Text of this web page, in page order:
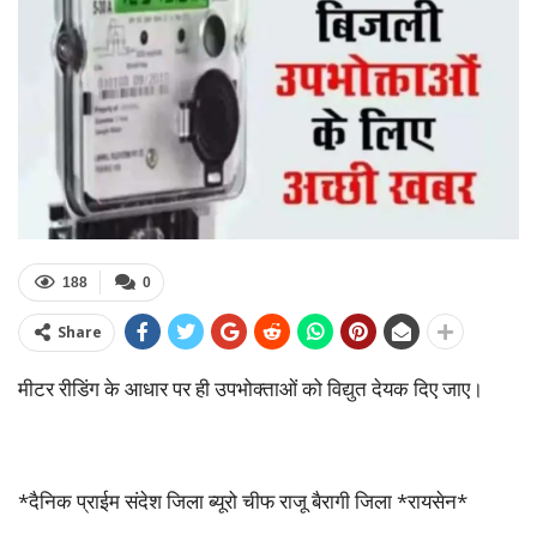
0
188
Share
मीटर रीडिंग के आधार पर ही उपभोक्ताओं को विद्युत देयक दिए जाए।
*दैनिक प्राईम संदेश जिला ब्यूरो चीफ राजू बैरागी जिला *रायसेन*